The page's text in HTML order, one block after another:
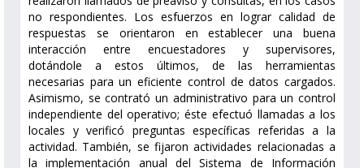
no respondientes. Los esfuerzos en lograr calidad de
respuestas se orientaron en establecer una buena
interacción entre encuestadores y supervisores,
dotándole a estos últimos, de las herramientas
necesarias para un eficiente control de datos cargados.
Asimismo, se contrató un administrativo para un control
independiente del operativo; éste efectuó llamadas a los
locales y verificó preguntas específicas referidas a la
actividad. También, se fijaron actividades relacionadas a
la implementación anual del Sistema de Información